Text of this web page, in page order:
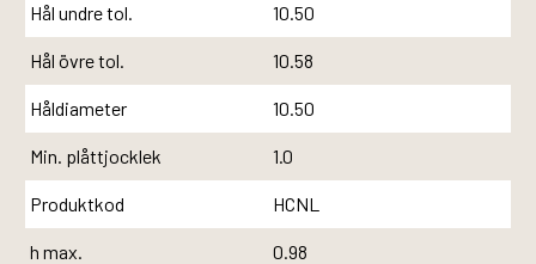
Hål undre tol. 10.50
Hål övre tol. 10.58
Håldiameter 10.50
Min. plåttjocklek 1.0
Produktkod HCNL
h max. 0.98